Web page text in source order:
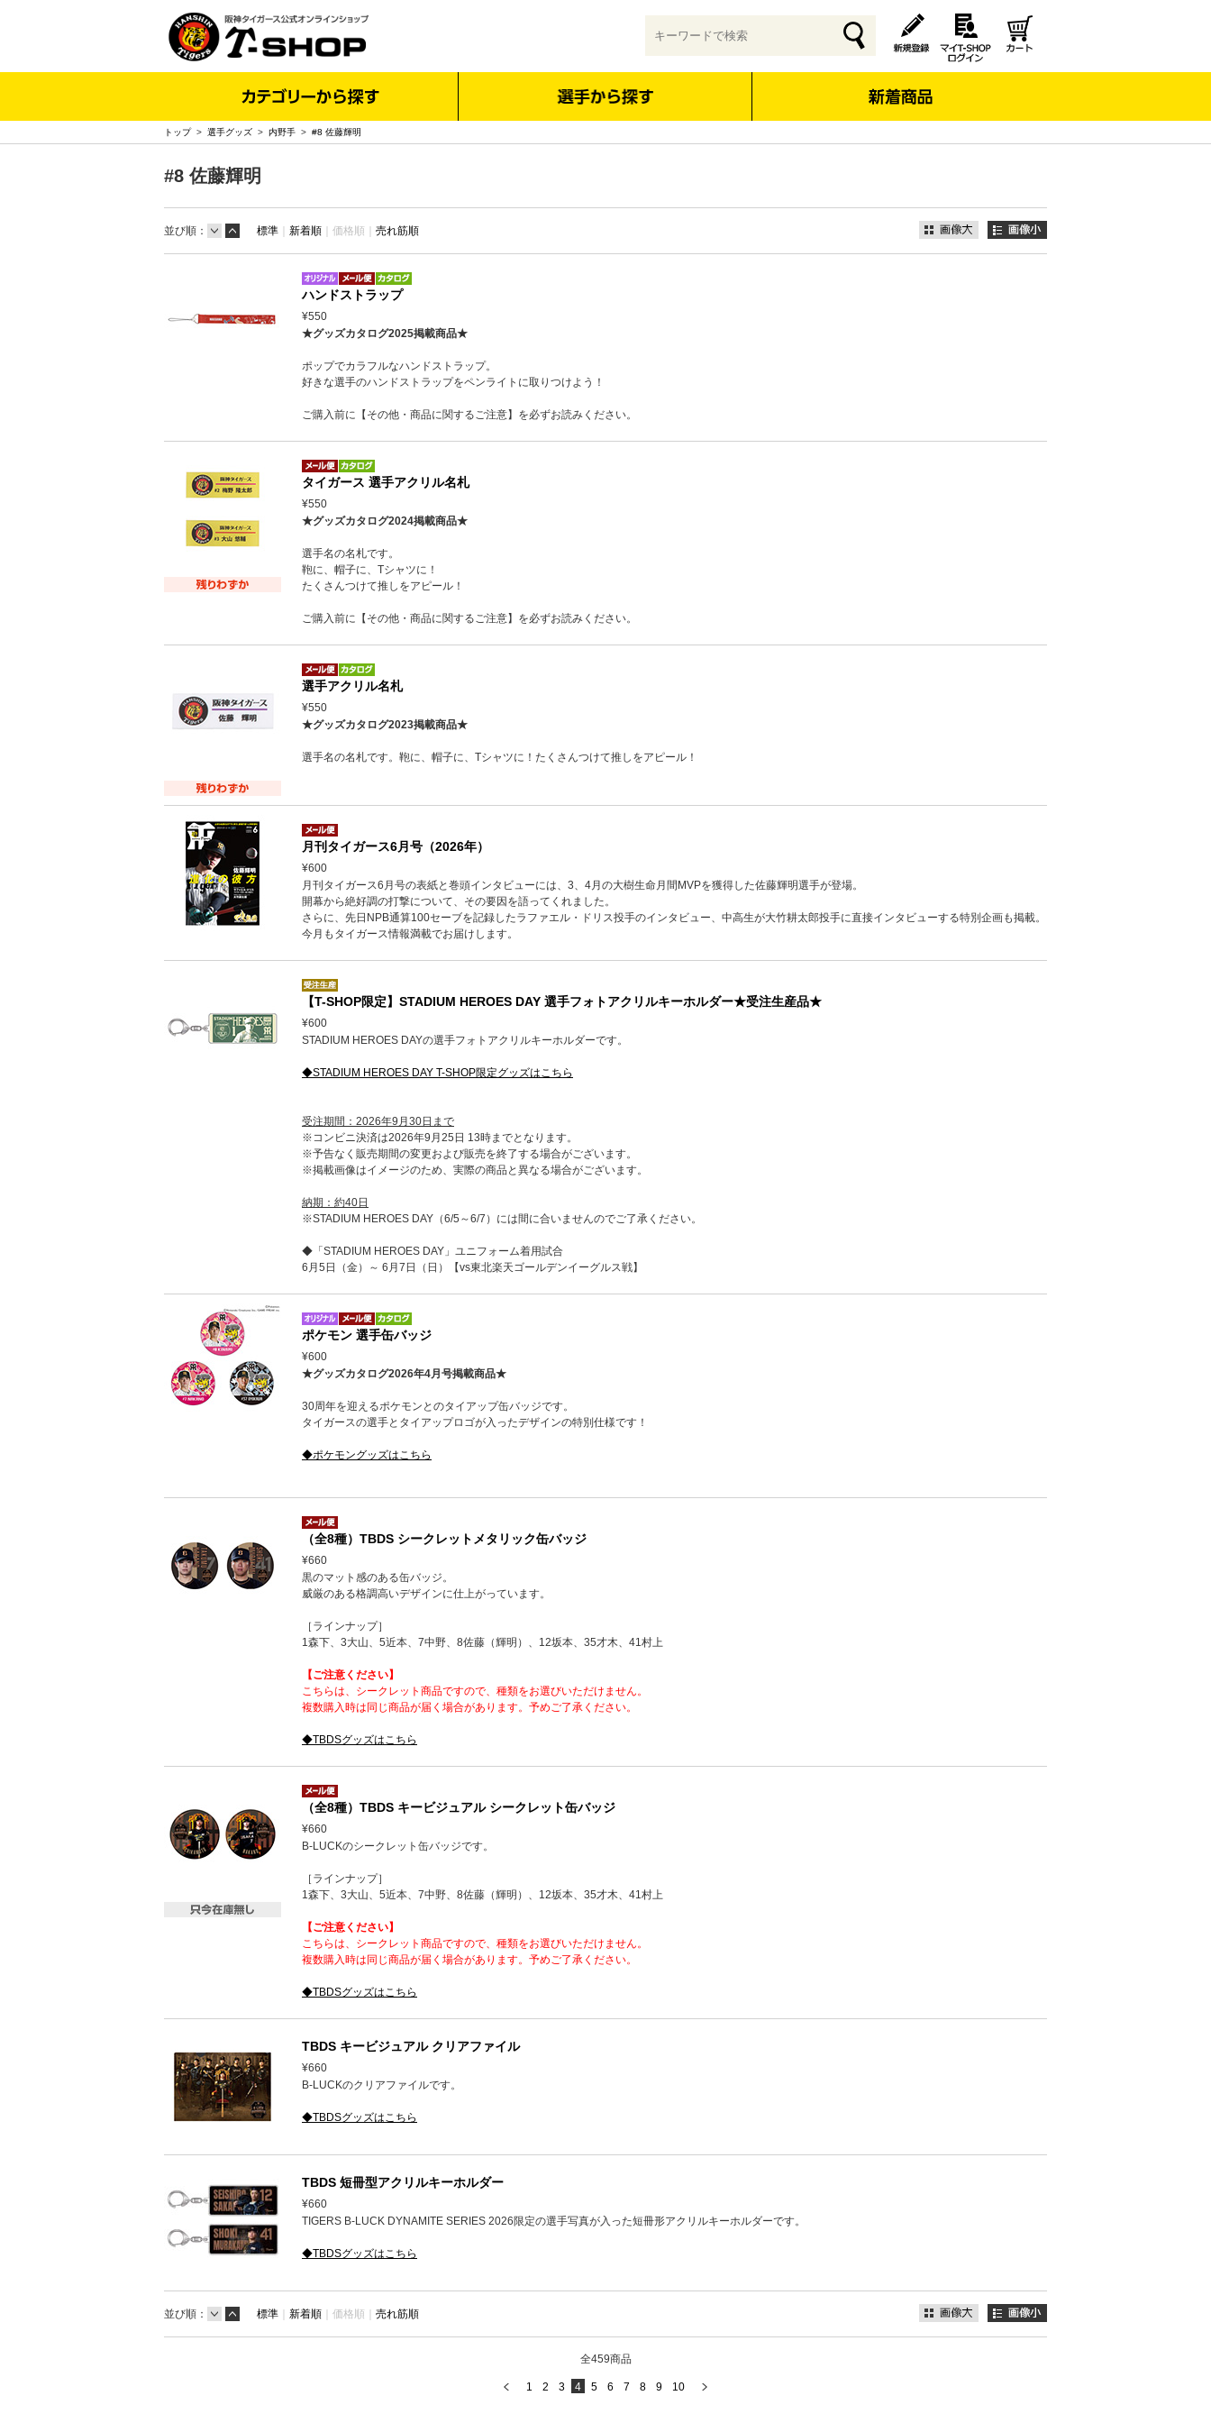
トップ> 選手グッズ > 内野手 > #8 佐藤輝明
#8 佐藤輝明
並び順： 標準 ｜ 新着順 ｜ 価格順｜ 売れ筋順
ハンドストラップ
¥550
★グッズカタログ2025掲載商品★
ポップでカラフルなハンドストラップ。
好きな選手のハンドストラップをペンライトに取りつけよう！
ご購入前に【その他・商品に関するご注意】を必ずお読みください。
タイガース 選手アクリル名札
¥550
★グッズカタログ2024掲載商品★
選手名の名札です。
鞄に、帽子に、Tシャツに！
たくさんつけて推しをアピール！
ご購入前に【その他・商品に関するご注意】を必ずお読みください。
選手アクリル名札
¥550
★グッズカタログ2023掲載商品★
選手名の名札です。鞄に、帽子に、Tシャツに！たくさんつけて推しをアピール！
月刊タイガース6月号（2026年）
¥600
月刊タイガース6月号の表紙と巻頭インタビューには、3、4月の大樹生命月間MVPを獲得した佐藤輝明選手が登場。
開幕から絶好調の打撃について、その要因を語ってくれました。
さらに、先日NPB通算100セーブを記録したラファエル・ドリス投手のインタビュー、中高生が大竹耕太郎投手に直接インタビューする特別企画も掲載。
今月もタイガース情報満載でお届けします。
【T-SHOP限定】STADIUM HEROES DAY 選手フォトアクリルキーホルダー★受注生産品★
¥600
STADIUM HEROES DAYの選手フォトアクリルキーホルダーです。
◆STADIUM HEROES DAY T-SHOP限定グッズはこちら
受注期間：2026年9月30日まで
※コンビニ決済は2026年9月25日 13時までとなります。
※予告なく販売期間の変更および販売を終了する場合がございます。
※掲載画像はイメージのため、実際の商品と異なる場合がございます。
納期：約40日
※STADIUM HEROES DAY（6/5～6/7）には間に合いませんのでご了承ください。
◆「STADIUM HEROES DAY」ユニフォーム着用試合
6月5日（金）～ 6月7日（日）【vs東北楽天ゴールデンイーグルス戦】
ポケモン 選手缶バッジ
¥600
★グッズカタログ2026年4月号掲載商品★
30周年を迎えるポケモンとのタイアップ缶バッジです。
タイガースの選手とタイアップロゴが入ったデザインの特別仕様です！
◆ポケモングッズはこちら
（全8種）TBDS シークレットメタリック缶バッジ
¥660
黒のマット感のある缶バッジ。
威厳のある格調高いデザインに仕上がっています。
［ラインナップ］
1森下、3大山、5近本、7中野、8佐藤（輝明）、12坂本、35才木、41村上
【ご注意ください】
こちらは、シークレット商品ですので、種類をお選びいただけません。
複数購入時は同じ商品が届く場合があります。予めご了承ください。
◆TBDSグッズはこちら
（全8種）TBDS キービジュアル シークレット缶バッジ
¥660
B-LUCKのシークレット缶バッジです。
［ラインナップ］
1森下、3大山、5近本、7中野、8佐藤（輝明）、12坂本、35才木、41村上
【ご注意ください】
こちらは、シークレット商品ですので、種類をお選びいただけません。
複数購入時は同じ商品が届く場合があります。予めご了承ください。
◆TBDSグッズはこちら
TBDS キービジュアル クリアファイル
¥660
B-LUCKのクリアファイルです。
◆TBDSグッズはこちら
TBDS 短冊型アクリルキーホルダー
¥660
TIGERS B-LUCK DYNAMITE SERIES 2026限定の選手写真が入った短冊形アクリルキーホルダーです。
◆TBDSグッズはこちら
並び順： 標準 ｜ 新着順 ｜ 価格順｜ 売れ筋順
全459商品
1 2 3 4 5 6 7 8 9 10